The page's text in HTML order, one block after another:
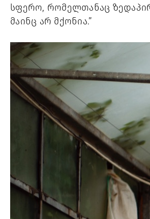
სფერო, რომელთანაც
მაინც არ მქონია.”